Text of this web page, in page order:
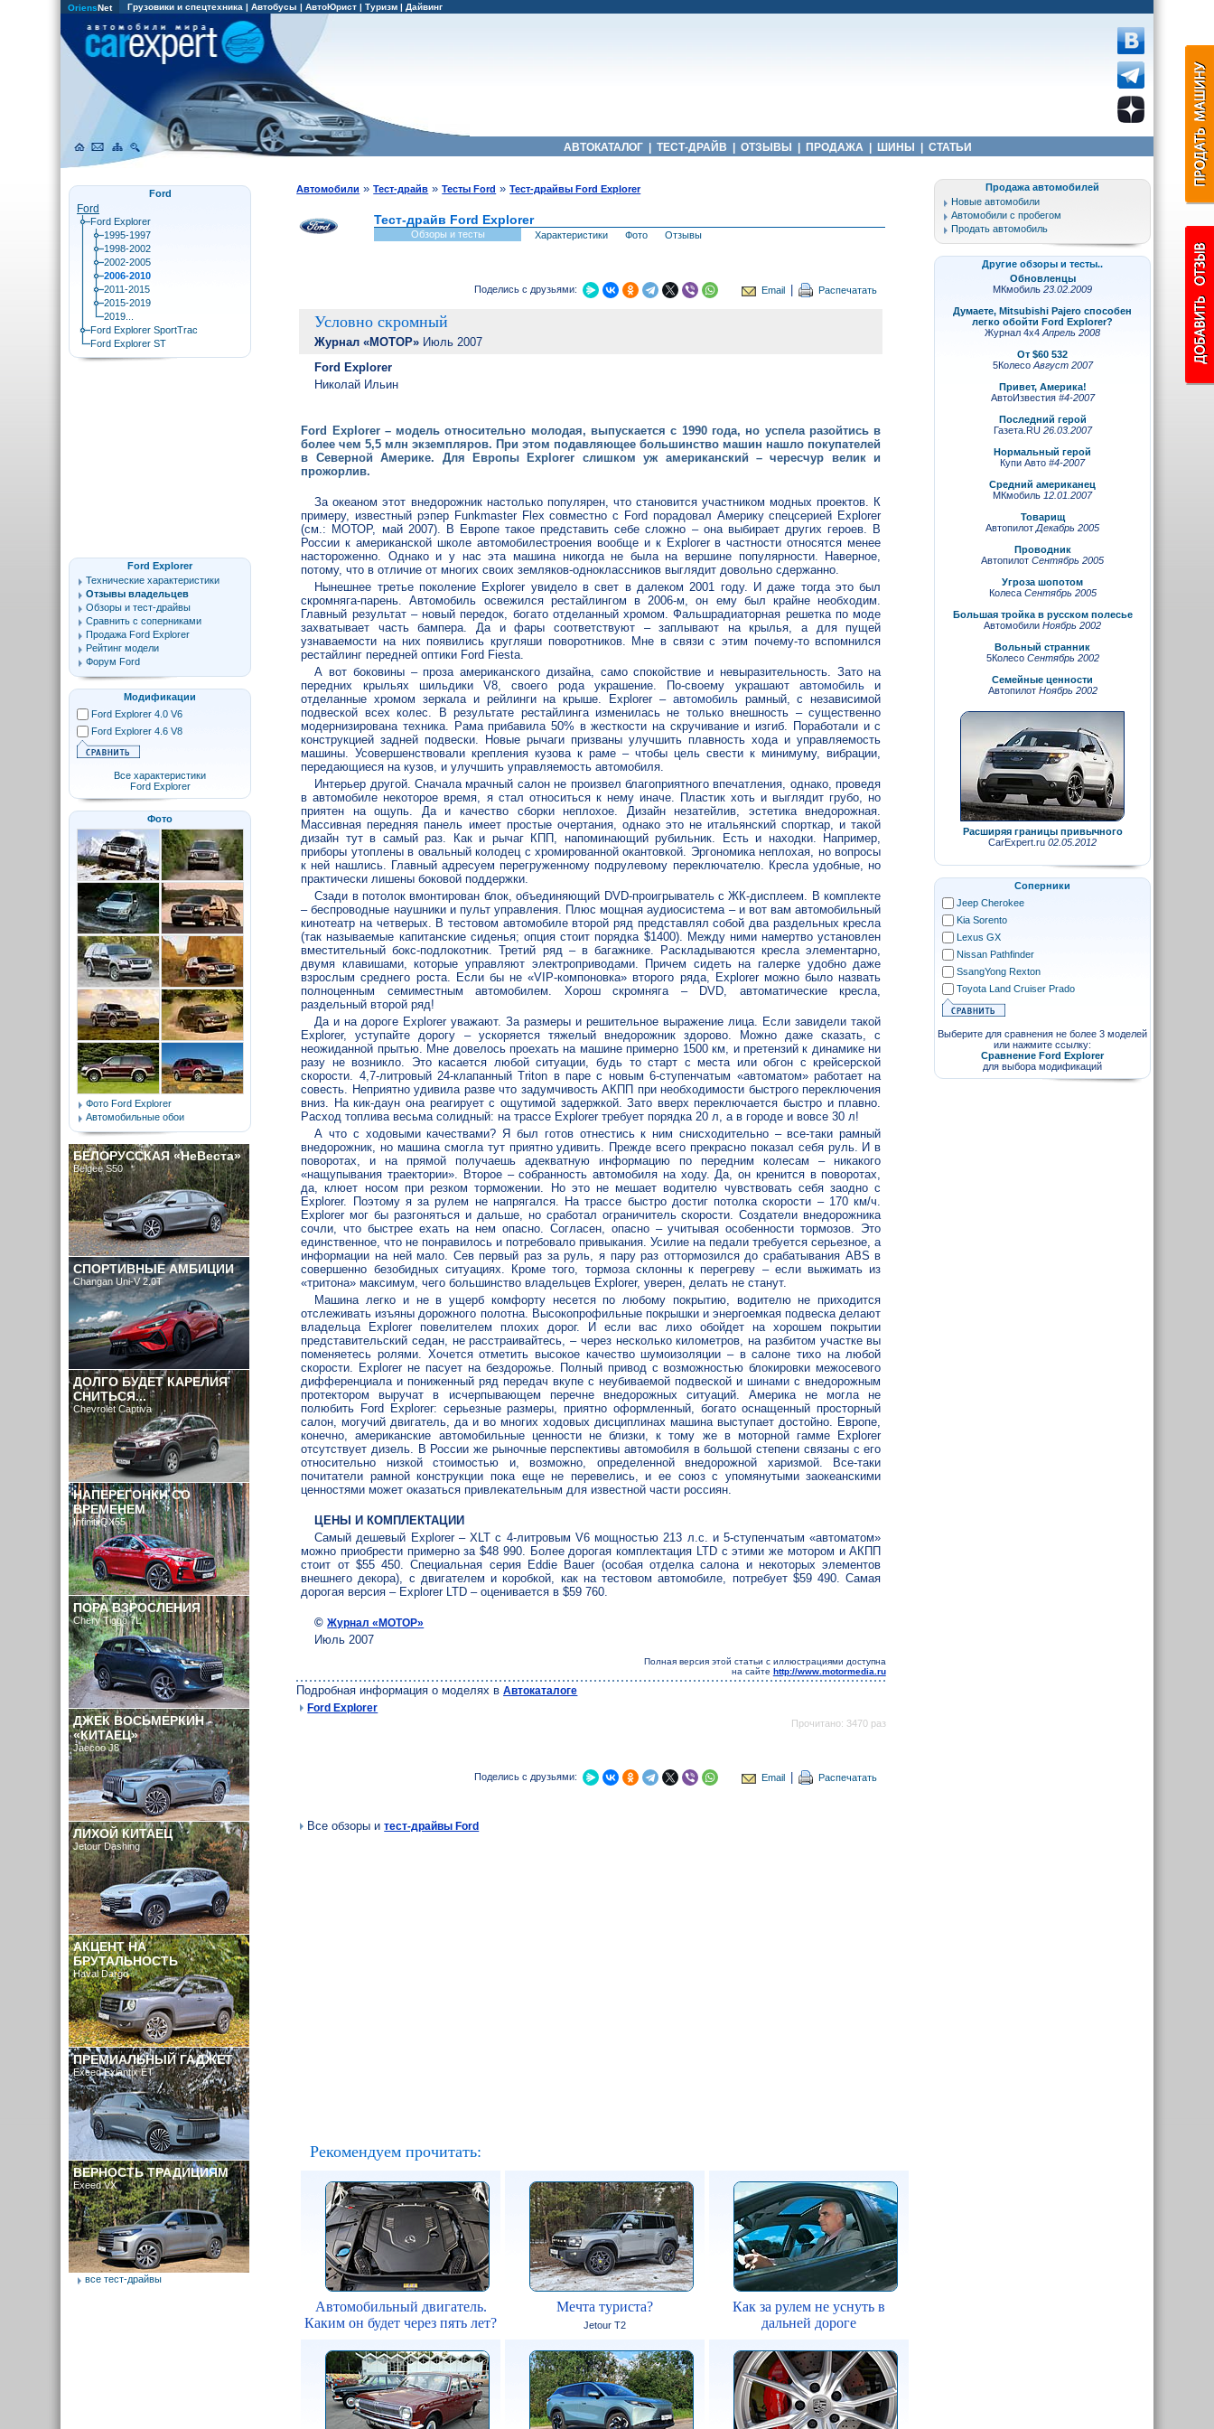
OriensNet Грузовики и спецтехника | Автобусы | АвтоЮрист | Туризм | Дайвинг
АВТОКАТАЛОГ ТЕСТ-ДРАЙВ ОТЗЫВЫ ПРОДАЖА ШИНЫ СТАТЬИ
Автомобили »Тест-драйв »Тесты Ford »Тест-драйвы Ford Explorer
Тест-драйв Ford Explorer
Обзоры и тесты Характеристики Фото Отзывы
Поделись с друзьями: Email Распечатать
Условно скромный
Журнал «МОТОР» Июль 2007
Ford Explorer
Николай Ильин
Ford Explorer – модель относительно молодая, выпускается с 1990 года, но успела разойтись в
более чем 5,5 млн экземпляров. При этом подавляющее большинство машин нашло покупателей
в Северной Америке. Для Европы Explorer слишком уж американский – чересчур велик и
прожорлив.
За океаном этот внедорожник настолько популярен, что становится участником модных проектов. К
примеру, известный рэпер Funkmaster Flex совместно с Ford порадовал Америку спецсерией Explorer
(см.: МОТОР, май 2007). В Европе такое представить себе сложно – она выбирает других героев. В
России к американской школе автомобилестроения вообще и к Explorer в частности относятся менее
настороженно. Однако и у нас эта машина никогда не была на вершине популярности. Наверное,
потому, что в отличие от многих своих земляков-одноклассников выглядит довольно сдержанно.
Нынешнее третье поколение Explorer увидело в свет в далеком 2001 году. И даже тогда это был
скромняга-парень. Автомобиль освежился рестайлингом в 2006-м, он ему был крайне необходим.
Главный результат – новый передок, богато отделанный хромом. Фальшрадиаторная решетка по моде
захватывает часть бампера. Да и фары соответствуют – заплывают на крылья, а для пущей
узнаваемости на них появились кругляши поворотников. Мне в связи с этим почему-то вспомнился
рестайлинг передней оптики Ford Fiesta.
А вот боковины – проза американского дизайна, само спокойствие и невыразительность. Зато на
передних крыльях шильдики V8, своего рода украшение. По-своему украшают автомобильи
отделанные хромом зеркала и рейлинги на крыше. Explorer – автомобильрамный, с независимой
подвеской всех колес. В результате рестайлинга изменилась не только внешность – существенно
модернизирована техника. Рама прибавила 50% в жесткости на скручивание и изгиб. Поработали и с
конструкцией задней подвески. Новые рычаги призваны улучшить плавность хода и управляемость
машины. Усовершенствовали крепления кузова к раме – чтобы цель свести к минимуму, вибрации,
передающиеся на кузов, и улучшить управляемость автомобиля.
Интерьер другой. Сначала мрачный салон не произвел благоприятного впечатления, однако, проведя
в автомобиле некоторое время, я стал относиться к нему иначе. Пластик хоть и выглядит грубо, но
приятен на ощупь. Да и качество сборки неплохое. Дизайн незатейлив, эстетика внедорожная.
Массивная передняя панель имеет простые очертания, однако это не итальянский спорткар, и такой
дизайн тут в самый раз. Как и рычаг КПП, напоминающий рубильник. Есть и находки. Например,
приборы утоплены в овальный колодец с хромированной окантовкой. Эргономика неплохая, но вопросы
к ней нашлись. Главный адресуем перегруженному подрулевому переключателю. Кресла удобные, но
практически лишены боковой поддержки.
Сзади в потолок вмонтирован блок, объединяющий DVD-проигрыватель с ЖК-дисплеем. В комплекте
– беспроводные наушники и пульт управления. Плюс мощная аудиосистема – и вот вам автомобильный
кинотеатр на четверых. В тестовом автомобиле второй ряд представлял собой два раздельных кресла
(так называемые капитанские сиденья; опция стоит порядка $1400). Между ними намертво установлен
вместительный бокс-подлокотник. Третий ряд – в багажнике. Раскладываются кресла элементарно,
двумя клавишами, которые управляют электроприводами. Причем сидеть на галерке удобно даже
взрослым среднего роста. Если бы не «VIP-компоновка» второго ряда, Explorer можно было назвать
полноценным семиместным автомобилем. Хорош скромняга – DVD, автоматические кресла,
раздельный второй ряд!
Да и на дороге Explorer уважают. За размеры и решительное выражение лица. Если завидели такой
Explorer, уступайте дорогу – ускоряется тяжелый внедорожник здорово. Можно даже сказать, с
неожиданной прытью. Мне довелось проехать на машине примерно 1500 км, и претензий к динамике ни
разу не возникло. Это касается любой ситуации, будь то старт с места или обгон с крейсерской
скорости. 4,7-литровый 24-клапанный Triton в паре с новым 6-ступенчатым «автоматом» работает на
совесть. Неприятно удивила разве что задумчивость АКПП при необходимости быстрого переключения
вниз. На кик-даун она реагирует с ощутимой задержкой. Зато вверх переключается быстро и плавно.
Расход топлива весьма солидный: на трассе Explorer требует порядка 20 л, а в городе и вовсе 30 л!
А что с ходовыми качествами? Я был готов отнестись к ним снисходительно – все-таки рамный
внедорожник, но машина смогла тут приятно удивить. Прежде всего прекрасно показал себя руль. И в
поворотах, и на прямой получаешь адекватную информацию по передним колесам – никакого
«нащупывания траектории». Второе – собранность автомобиля на ходу. Да, он кренится в поворотах,
да, клюет носом при резком торможении. Но это не мешает водителю чувствовать себя заодно с
Explorer. Поэтому я за рулем не напрягался. На трассе быстро достиг потолка скорости – 170 км/ч.
Explorer мог бы разгоняться и дальше, но сработал ограничитель скорости. Создатели внедорожника
сочли, что быстрее ехать на нем опасно. Согласен, опасно – учитывая особенности тормозов. Это
единственное, что не понравилось и потребовало привыкания. Усилие на педали требуется серьезное, а
информации на ней мало. Сев первый раз за руль, я пару раз оттормозился до срабатывания ABS в
совершенно безобидных ситуациях. Кроме того, тормоза склонны к перегреву – если выжимать из
«тритона» максимум, чего большинство владельцев Explorer, уверен, делать не станут.
Машина легко и не в ущерб комфорту несется по любому покрытию, водителю не приходится
отслеживать изъяны дорожного полотна. Высокопрофильные покрышки и энергоемкая подвеска делают
владельца Explorer повелителем плохих дорог. И если вас лихо обойдет на хорошем покрытии
представительский седан, не расстраивайтесь, – через несколько километров, на разбитом участке вы
поменяетесь ролями. Хочется отметить высокое качество шумоизоляции – в салоне тихо на любой
скорости. Explorer не пасует на бездорожье. Полный привод с возможностью блокировки межосевого
дифференциала и пониженный ряд передач вкупе с неубиваемой подвеской и шинами с внедорожным
протектором выручат в исчерпывающем перечне внедорожных ситуаций. Америка не могла не
полюбить Ford Explorer: серьезные размеры, приятно оформленный, богато оснащенный просторный
салон, могучий двигатель, да и во многих ходовых дисциплинах машина выступает достойно. Европе,
конечно, американские автомобильные ценности не близки, к тому же в моторной гамме Explorer
отсутствует дизель. В России же рыночные перспективы автомобиля в большой степени связаны с его
относительно низкой стоимостью и, возможно, определенной внедорожной харизмой. Все-таки
почитатели рамной конструкции пока еще не перевелись, и ее союз с упомянутыми заокеанскими
ценностями может оказаться привлекательным для известной части россиян.
ЦЕНЫ И КОМПЛЕКТАЦИИ
Самый дешевый Explorer – XLT с 4-литровым V6 мощностью 213 л.с. и 5-ступенчатым «автоматом»
можно приобрести примерно за $48 990. Более дорогая комплектация LTD с этими же мотором и АКПП
стоит от $55 450. Специальная серия Eddie Bauer (особая отделка салона и некоторых элементов
внешнего декора), с двигателем и коробкой, как на тестовом автомобиле, потребует $59 490. Самая
дорогая версия – Explorer LTD – оценивается в $59 760.
©Журнал «МОТОР»
Июль 2007
Полная версия этой статьи с иллюстрациями доступна
на сайте http://www.motormedia.ru
Подробная информация о моделях вАвтокаталоге
Ford Explorer
Прочитано: 3470 раз
Поделись с друзьями: Email Распечатать
Все обзоры итест-драйвы Ford
Рекомендуем прочитать:
Автомобильный двигатель.
Каким он будет через пять лет?
Мечта туриста?
Jetour T2
Как за рулем не уснуть в
дальней дороге
Ford
Ford
Ford Explorer
1995-1997
1998-2002
2002-2005
2006-2010
2011-2015
2015-2019
2019...
Ford Explorer SportTrac
Ford Explorer ST
Ford Explorer
Технические характеристики
Отзывы владельцев
Обзоры и тест-драйвы
Сравнить с соперниками
Продажа Ford Explorer
Рейтинг модели
Форум Ford
Модификации
Ford Explorer 4.0 V6
Ford Explorer 4.6 V8
Все характеристики
Ford Explorer
Фото
Фото Ford Explorer
Автомобильные обои
БЕЛОРУССКАЯ «НеВеста»
Belgee S50
СПОРТИВНЫЕ АМБИЦИИ
Changan Uni-V 2.0T
ДОЛГО БУДЕТ КАРЕЛИЯ
СНИТЬСЯ...
Chevrolet Captiva
НАПЕРЕГОНКИ СО
ВРЕМЕНЕМ
Infiniti QX55
ПОРА ВЗРОСЛЕНИЯ
Chery Tiggo 7L
ДЖЕК ВОСЬМЕРКИН -
«КИТАЕЦ»
Jaecoo J8
ЛИХОЙ КИТАЕЦ
Jetour Dashing
АКЦЕНТ НА
БРУТАЛЬНОСТЬ
Haval Dargo
ПРЕМИАЛЬНЫЙ ГАДЖЕТ
Exeed Exlantix ET
ВЕРНОСТЬ ТРАДИЦИЯМ
Exeed VX
все тест-драйвы
Продажа автомобилей
Новые автомобили
Автомобили с пробегом
Продать автомобиль
Другие обзоры и тесты..
Обновленцы
МКмобиль 23.02.2009
Думаете, Mitsubishi Pajero способен
легко обойти Ford Explorer?
Журнал 4х4 Апрель 2008
От $60 532
5КолесоАвгуст 2007
Привет, Америка!
АвтоИзвестия#4-2007
Последний герой
Газета.RU 26.03.2007
Нормальный герой
Купи Авто #4-2007
Средний американец
МКмобиль 12.01.2007
Товарищ
Автопилот Декабрь 2005
Проводник
Автопилот Сентябрь 2005
Угроза шопотом
КолесаСентябрь 2005
Большая тройка в русском полесье
Автомобили Ноябрь 2002
Вольный странник
5КолесоСентябрь 2002
Семейные ценности
АвтопилотНоябрь 2002
Расширяя границы привычного
CarExpert.ru 02.05.2012
Соперники
Jeep Cherokee
Kia Sorento
Lexus GX
Nissan Pathfinder
SsangYong Rexton
Toyota Land Cruiser Prado
Выберите для сравнения не более 3 моделей
или нажмите ссылку:
Сравнение Ford Explorer
для выбора модификаций